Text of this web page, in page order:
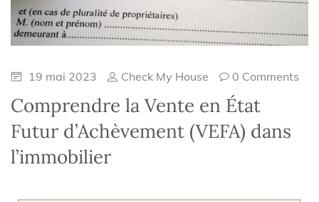
19 mai 2023 Check My House 0 Comments
Comprendre la Vente en État
Futur d’Achèvement (VEFA) dans
l’immobilier